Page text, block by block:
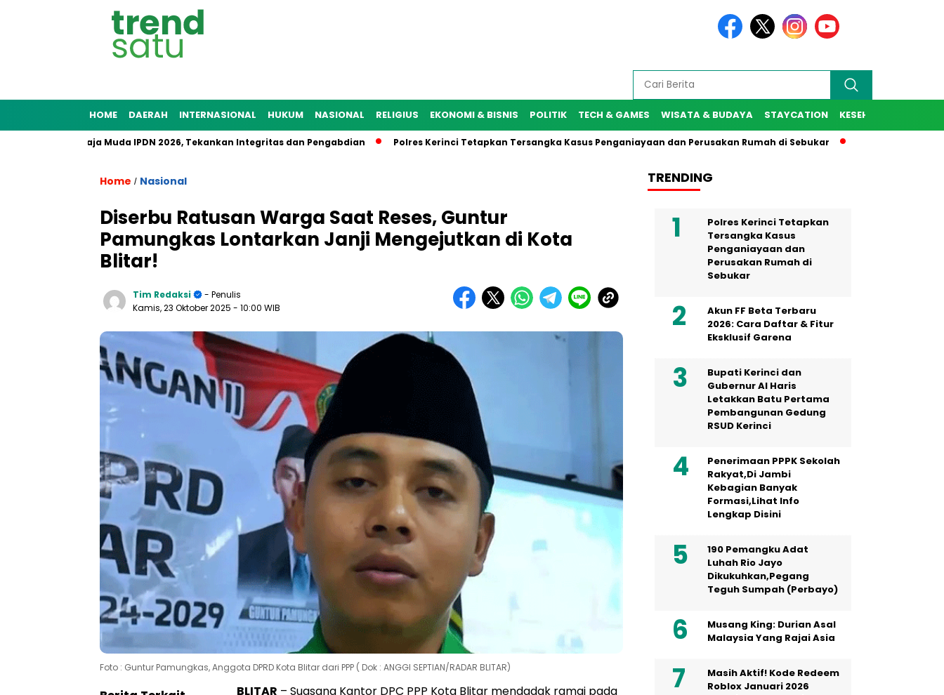
HOME DAERAH INTERNASIONAL HUKUM NASIONAL RELIGIUS EKONOMI & BISNIS POLITIK TECH & GAMES WISATA & BUDAYA STAYCATION KESEHATAN
Praja Muda IPDN 2026, Tekankan Integritas dan Pengabdian Polres Kerinci Tetapkan Tersangka Kasus Penganiayaan dan Perusakan Rumah di Sebukar Jaksa Agung Resmi
Home / Nasional
Diserbu Ratusan Warga Saat Reses, Guntur
Pamungkas Lontarkan Janji Mengejutkan di Kota
Blitar!
Tim Redaksi
- Penulis
Kamis, 23 Oktober 2025 - 10:00 WIB
Foto : Guntur Pamungkas, Anggota DPRD Kota Blitar dari PPP ( Dok : ANGGI SEPTIAN/RADAR BLITAR)
BLITAR – Suasana Kantor DPC PPP Kota Blitar mendadak ramai pada
TRENDING
Polres Kerinci Tetapkan
Tersangka Kasus
Penganiayaan dan
Perusakan Rumah di
Sebukar
Akun FF Beta Terbaru
2026: Cara Daftar & Fitur
Eksklusif Garena
Bupati Kerinci dan
Gubernur Al Haris
Letakkan Batu Pertama
Pembangunan Gedung
RSUD Kerinci
Penerimaan PPPK Sekolah
Rakyat,Di Jambi
Kebagian Banyak
Formasi,Lihat Info
Lengkap Disini
190 Pemangku Adat
Luhah Rio Jayo
Dikukuhkan,Pegang
Teguh Sumpah (Perbayo)
Musang King: Durian Asal
Malaysia Yang Rajai Asia
Masih Aktif! Kode Redeem
Roblox Januari 2026